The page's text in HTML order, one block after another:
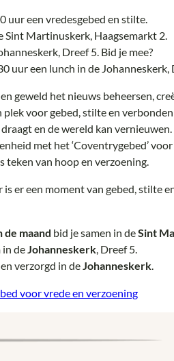
uur een vredesgebed en stilte.
Sint Martinuskerk, Haagsemarkt 2.
Dreef 5. Bid je mee?
uur een lunch in de Johanneskerk,
geweld het nieuws beheersen,
plek voor gebed, stilte en
en de wereld kan
met het ‘Coventrygebed’
teken van hoop en verzoening.
er een moment van gebed, stilte
maand bid je samen in deSint
in de Johanneskerk , Dreef 5.
verzorgd in de Johanneskerk
voor vrede en verzoening